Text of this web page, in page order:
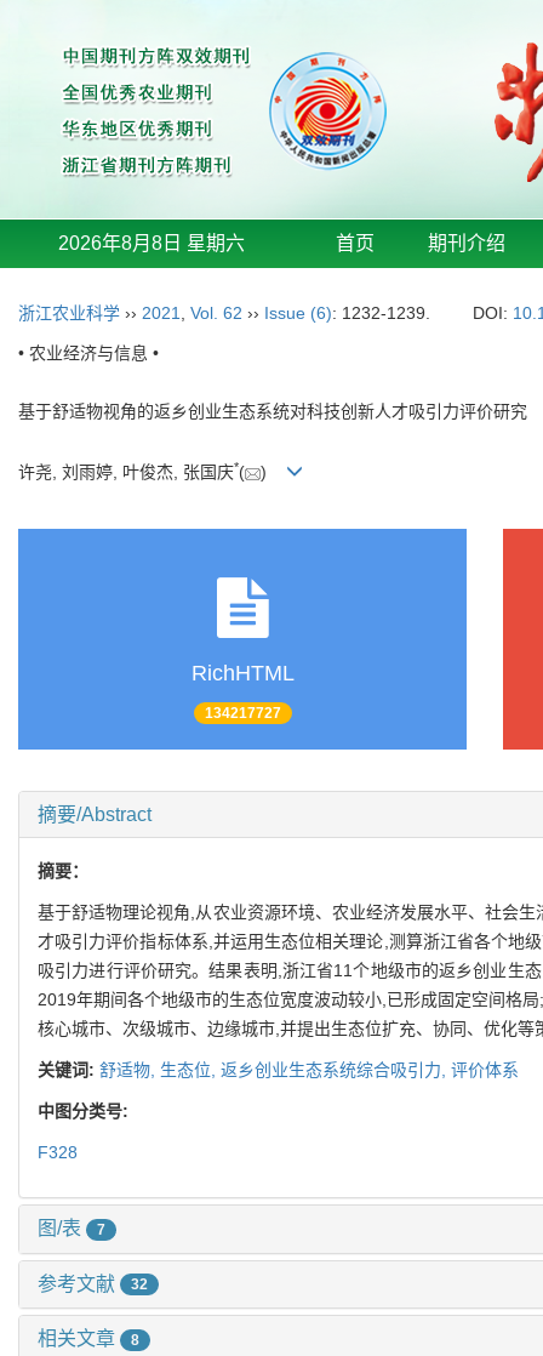
2026年8月8日 星期六 首页 期刊介绍
浙江农业科学 ›› 2021 Vol. 62 ›› Issue (6): 1232-1239. DOI:
• 农业经济与信息 •
基于舒适物视角的返乡创业生态系统对科技创新人才吸引力评价研究
许尧, 刘雨婷, 叶俊杰, 张国庆*( )
RichHTML
134217727
摘要/Abstract
摘要：
基于舒适物理论视角,从农业资源环境、农业经济发展水平、社会
才吸引力评价指标体系,并运用生态位相关理论,测算浙江省各个地
吸引力进行评价研究。结果表明,浙江省11个地级市的返乡创业生
2019年期间各个地级市的生态位宽度波动较小,已形成固定空间格
核心城市、次级城市、边缘城市,并提出生态位扩充、协同、优化
关键词: 舒适物, 生态位, 返乡创业生态系统综合吸引力, 评价体系
中图分类号:
F328
图/表 7
参考文献 32
相关文章 8